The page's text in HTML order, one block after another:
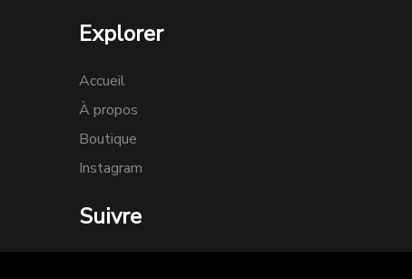
Explorer
Accueil
À propos
Boutique
Instagram
Suivre